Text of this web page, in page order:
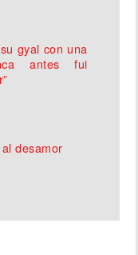
gyal con una
antes fui
desamor